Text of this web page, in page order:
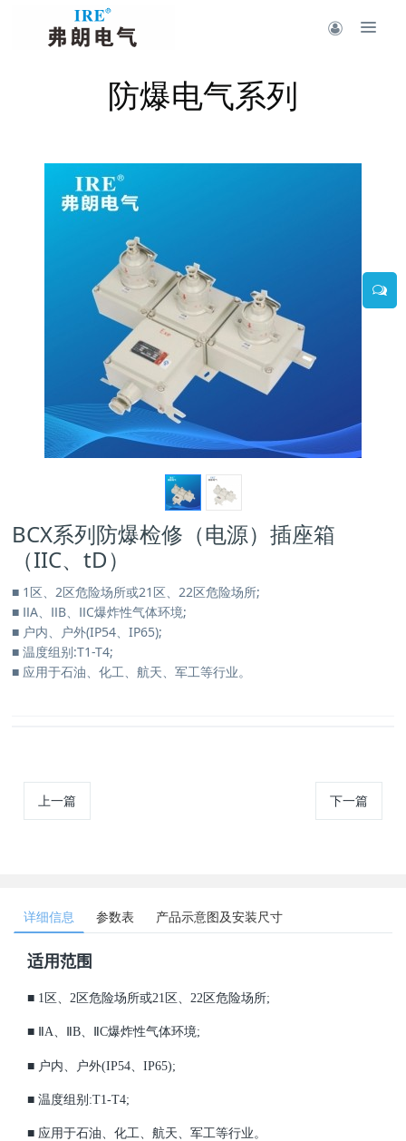
防爆电气系列
BCX系列防爆检修（电源）插座箱
（IIC、tD）
■ 1区、2区危险场所或21区、22区危险场所;
■ ⅡA、ⅡB、ⅡC爆炸性气体环境;
■ 户内、户外(IP54、IP65);
■ 温度组别:T1-T4;
■ 应用于石油、化工、航天、军工等行业。
上一篇 下一篇
详细信息 参数表 产品示意图及安装尺寸
适用范围
■ 1区、2区危险场所或21区、22区危险场所;
■ ⅡA、ⅡB、ⅡC爆炸性气体环境;
■ 户内、户外(IP54、IP65);
■ 温度组别:T1-T4;
■ 应用于石油、化工、航天、军工等行业。